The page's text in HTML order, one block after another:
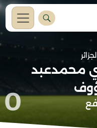
محمدعبد
0